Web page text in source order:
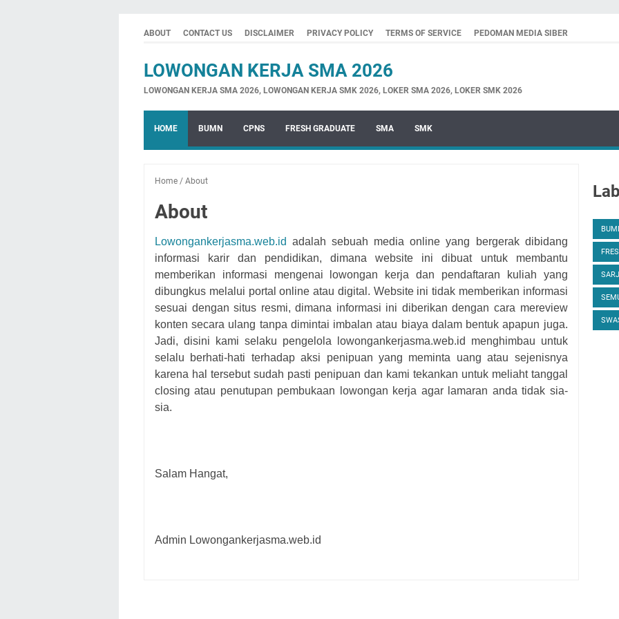
ABOUT CONTACT US DISCLAIMER PRIVACY POLICY TERMS OF SERVICE PEDOMAN MEDIA SIBER
LOWONGAN KERJA SMA 2026
LOWONGAN KERJA SMA 2026, LOWONGAN KERJA SMK 2026, LOKER SMA 2026, LOKER SMK 2026
HOME BUMN CPNS FRESH GRADUATE SMA SMK
Home / About
About
Lowongankerjasma.web.id adalah sebuah media online yang bergerak dibidang
informasi karir dan pendidikan, dimana website ini dibuat untuk membantu
memberikan informasi mengenai lowongan kerja dan pendaftaran kuliah yang
dibungkus melalui portal online atau digital. Website ini tidak memberikan informasi
sesuai dengan situs resmi, dimana informasi ini diberikan dengan cara mereview
konten secara ulang tanpa dimintai imbalan atau biaya dalam bentuk apapun juga.
Jadi, disini kami selaku pengelola lowongankerjasma.web.id menghimbau untuk
selalu berhati-hati terhadap aksi penipuan yang meminta uang atau sejenisnya
karena hal tersebut sudah pasti penipuan dan kami tekankan untuk meliaht tanggal
closing atau penutupan pembukaan lowongan kerja agar lamaran anda tidak sia-
sia.
Salam Hangat,
Admin Lowongankerjasma.web.id